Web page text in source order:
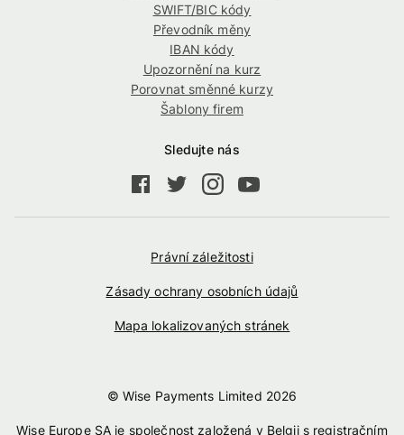
SWIFT/BIC kódy
Převodník měny
IBAN kódy
Upozornění na kurz
Porovnat směnné kurzy
Šablony firem
Sledujte nás
Právní záležitosti
Zásady ochrany osobních údajů
Mapa lokalizovaných stránek
© Wise Payments Limited 2026
Wise Europe SA je společnost založená v Belgii s registračním